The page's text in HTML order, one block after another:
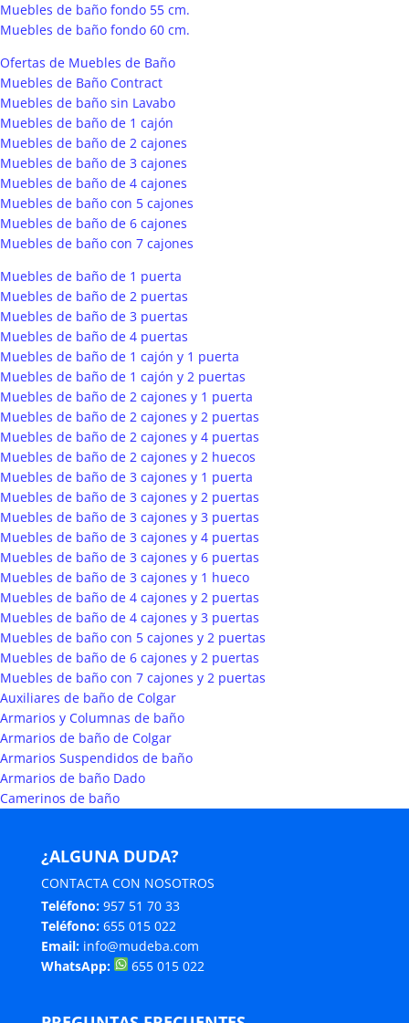
Muebles de baño fondo 55 cm.
Muebles de baño fondo 60 cm.
Ofertas de Muebles de Baño
Muebles de Baño Contract
Muebles de baño sin Lavabo
Muebles de baño de 1 cajón
Muebles de baño de 2 cajones
Muebles de baño de 3 cajones
Muebles de baño de 4 cajones
Muebles de baño con 5 cajones
Muebles de baño de 6 cajones
Muebles de baño con 7 cajones
Muebles de baño de 1 puerta
Muebles de baño de 2 puertas
Muebles de baño de 3 puertas
Muebles de baño de 4 puertas
Muebles de baño de 1 cajón y 1 puerta
Muebles de baño de 1 cajón y 2 puertas
Muebles de baño de 2 cajones y 1 puerta
Muebles de baño de 2 cajones y 2 puertas
Muebles de baño de 2 cajones y 4 puertas
Muebles de baño de 2 cajones y 2 huecos
Muebles de baño de 3 cajones y 1 puerta
Muebles de baño de 3 cajones y 2 puertas
Muebles de baño de 3 cajones y 3 puertas
Muebles de baño de 3 cajones y 4 puertas
Muebles de baño de 3 cajones y 6 puertas
Muebles de baño de 3 cajones y 1 hueco
Muebles de baño de 4 cajones y 2 puertas
Muebles de baño de 4 cajones y 3 puertas
Muebles de baño con 5 cajones y 2 puertas
Muebles de baño de 6 cajones y 2 puertas
Muebles de baño con 7 cajones y 2 puertas
Auxiliares de baño de Colgar
Armarios y Columnas de baño
Armarios de baño de Colgar
Armarios Suspendidos de baño
Armarios de baño Dado
Camerinos de baño
¿ALGUNA DUDA?
CONTACTA CON NOSOTROS
Teléfono: 957 51 70 33
Teléfono: 655 015 022
Email: info@mudeba.com
WhatsApp:
655 015 022